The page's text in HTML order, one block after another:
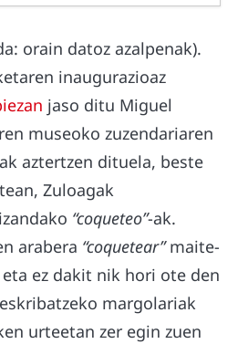
orain datoz azalpenak).
inaugurazioaz
jaso ditu Miguel
museoko zuzendariaren
aztertzen dituela, beste
Zuloagak
“coqueteo”-ak.
arabera “coquetear”maite-
ez dakit nik hori ote den
margolariak
urteetan zer egin zuen